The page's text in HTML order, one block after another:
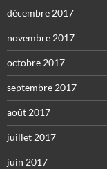
décembre 2017
novembre 2017
octobre 2017
septembre 2017
août 2017
juillet 2017
juin 2017